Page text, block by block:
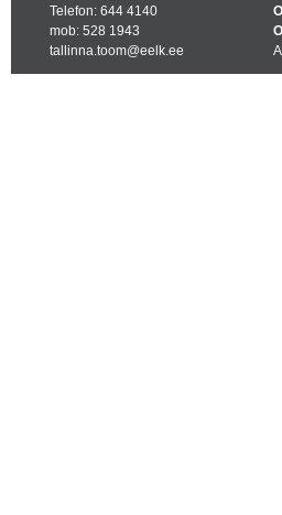
Telefon: 644 4140
mob: 528 1943
tallinna.toom@eelk.ee